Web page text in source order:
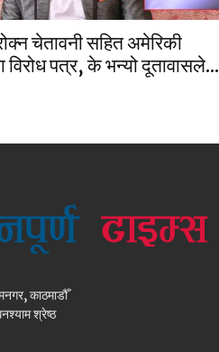
चेतावनी सहित अमेरिकी
विरोध पत्र, के भन्यो दूतावासले...
काठमाडौँ
श्रेष्ठ